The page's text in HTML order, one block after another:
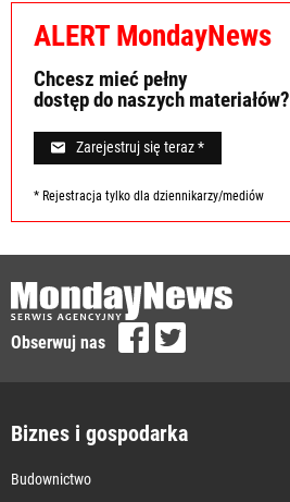
ALERT MondayNews
Chcesz mieć pełny
dostęp do naszych materiałów?
Zarejestruj się teraz *
* Rejestracja tylko dla dziennikarzy/mediów
Obserwuj nas
Biznes i gospodarka
Budownictwo